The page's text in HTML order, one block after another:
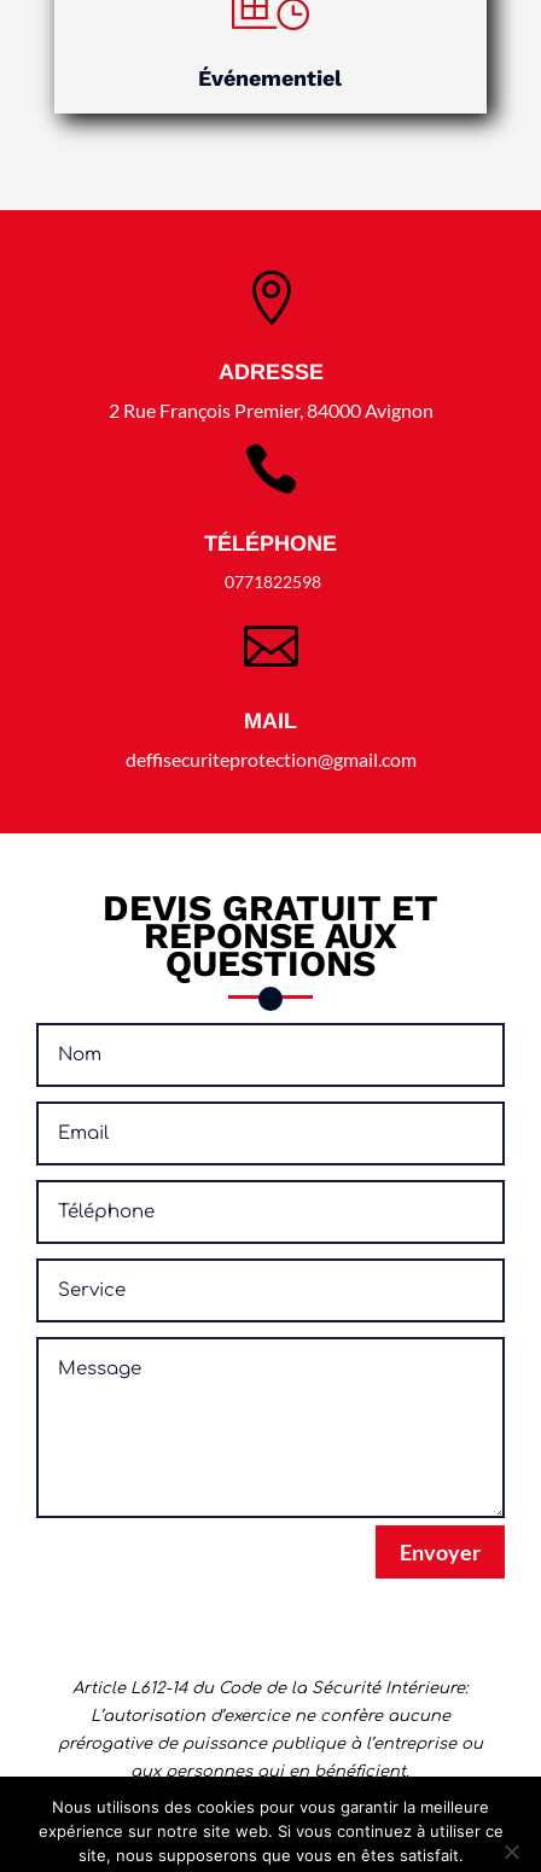
Événementiel

ADRESSE
2 Rue François Premier, 84000 Avignon

TÉLÉPHONE
0771822598

MAIL
deffisecuriteprotection@gmail.com
DEVIS GRATUIT ET
RÉPONSE AUX
QUESTIONS
Envoyer
Article L612-14 du Code de la Sécurité Intérieure:
L’autorisation d’exercice ne confère aucune
prérogative de puissance publique à l’entreprise ou
aux personnes qui en bénéficient.
Nous utilisons des cookies pour vous garantir la meilleure
expérience sur notre site web. Si vous continuez à utiliser ce
site, nous supposerons que vous en êtes satisfait.